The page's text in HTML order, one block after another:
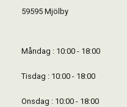
59595 Mjölby
Måndag : 10:00 - 18:00
Tisdag : 10:00 - 18:00
Onsdag : 10:00 - 18:00